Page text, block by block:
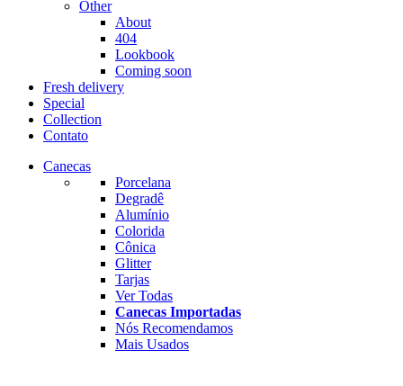
Other
About
404
Lookbook
Coming soon
Fresh delivery
Special
Collection
Contato
Canecas
Porcelana
Degradê
Alumínio
Colorida
Cônica
Glitter
Tarjas
Ver Todas
Canecas Importadas
Nós Recomendamos
Mais Usados